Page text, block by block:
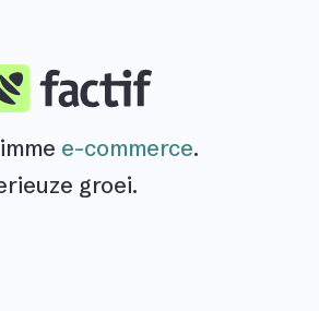
e-commerce.
groei.